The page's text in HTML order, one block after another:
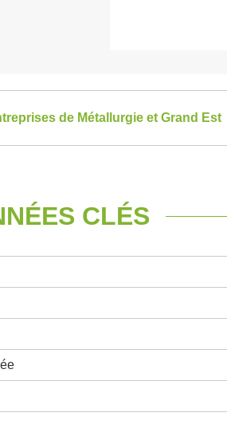
de Métallurgie et Grand Est
CLÉS